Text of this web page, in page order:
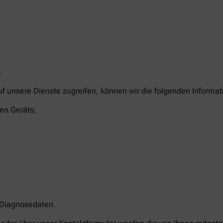
unsere Dienste zugreifen, können wir die folgenden
Geräts;